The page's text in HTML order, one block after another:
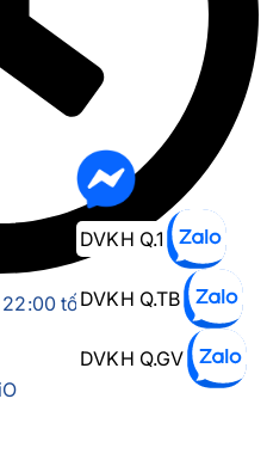
22:00 tối
DVKH Q.1
DVKH Q.TB
DVKH Q.GV